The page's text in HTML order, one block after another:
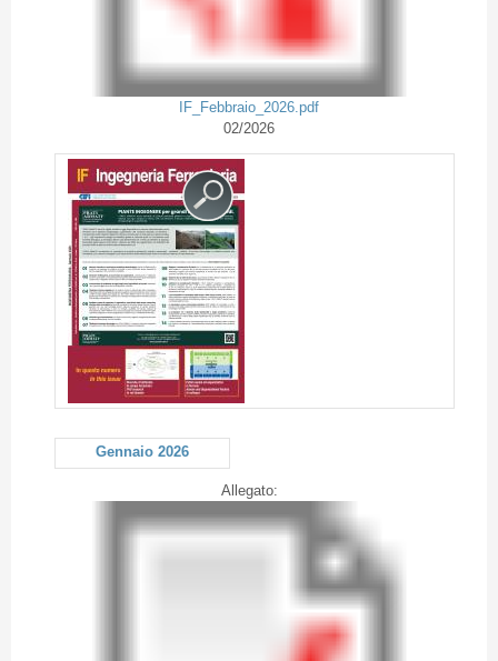
IF_Febbraio_2026.pdf
02/2026
Gennaio 2026
Allegato: